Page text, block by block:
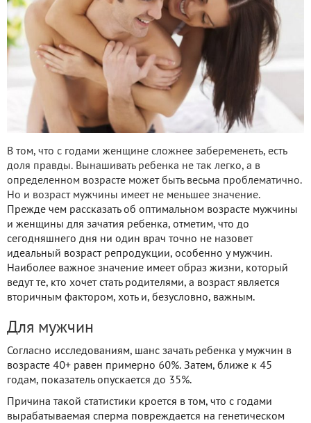
В том, что с годами женщине сложнее забеременеть, есть
доля правды. Вынашивать ребенка не так легко, а в
определенном возрасте может быть весьма проблематично.
Но и возраст мужчины имеет не меньшее значение.
Прежде чем рассказать об оптимальном возрасте мужчины
и женщины для зачатия ребенка, отметим, что до
сегодняшнего дня ни один врач точно не назовет
идеальный возраст репродукции, особенно у мужчин.
Наиболее важное значение имеет образ жизни, который
ведут те, кто хочет стать родителями, а возраст является
вторичным фактором, хоть и, безусловно, важным.
Для мужчин
Согласно исследованиям, шанс зачать ребенка у мужчин в
возрасте 40+ равен примерно 60%. Затем, ближе к 45
годам, показатель опускается до 35%.
Причина такой статистики кроется в том, что с годами
вырабатываемая сперма повреждается на генетическом